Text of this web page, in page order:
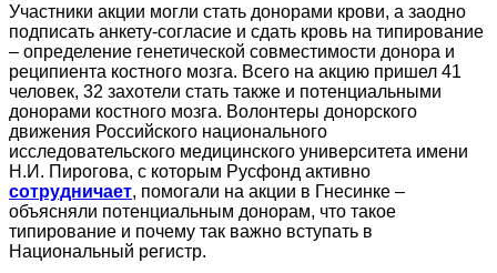
Участники акции могли стать донорами крови, а заодно
подписать анкету-согласие и сдать кровь на типирование
– определение генетической совместимости донора и
реципиента костного мозга. Всего на акцию пришел 41
человек, 32 захотели стать также и потенциальными
донорами костного мозга. Волонтеры донорского
движения Российского национального
исследовательского медицинского университета имени
Н.И. Пирогова, с которым Русфонд активно
сотрудничает, помогали на акции в Гнесинке –
объясняли потенциальным донорам, что такое
типирование и почему так важно вступать в
Национальный регистр.